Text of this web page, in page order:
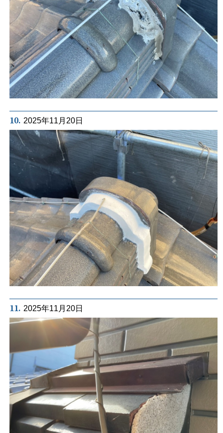
10. 2025年11月20日
11. 2025年11月20日